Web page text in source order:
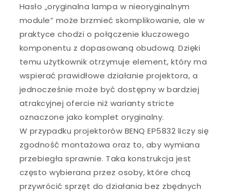
Hasło „oryginalna lampa w nieoryginalnym
module” może brzmieć skomplikowanie, ale w
praktyce chodzi o połączenie kluczowego
komponentu z dopasowaną obudową. Dzięki
temu użytkownik otrzymuje element, który ma
wspierać prawidłowe działanie projektora, a
jednocześnie może być dostępny w bardziej
atrakcyjnej ofercie niż warianty stricte
oznaczone jako komplet oryginalny.
W przypadku projektorów BENQ EP5832 liczy się
zgodność montażowa oraz to, aby wymiana
przebiegła sprawnie. Taka konstrukcja jest
często wybierana przez osoby, które chcą
przywrócić sprzęt do działania bez zbędnych